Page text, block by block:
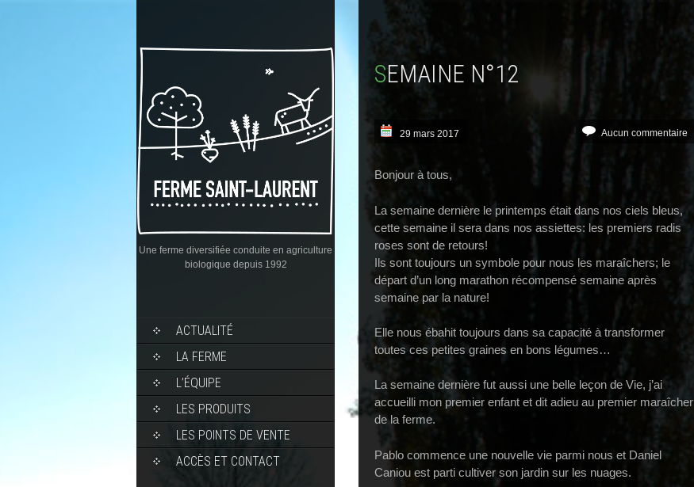
Une ferme diversifiée conduite en agriculture
biologique depuis 1992
ACTUALITÉ
LA FERME
L’ÉQUIPE
LES PRODUITS
LES POINTS DE VENTE
ACCÈS ET CONTACT
SEMAINE N°12
29 mars 2017 Aucun commentaire
Bonjour à tous,
La semaine dernière le printemps était dans nos ciels bleus,
cette semaine il sera dans nos assiettes: les premiers radis
roses sont de retours!
Ils sont toujours un symbole pour nous les maraîchers; le
départ d’un long marathon récompensé semaine après
semaine par la nature!
Elle nous ébahit toujours dans sa capacité à transformer
toutes ces petites graines en bons légumes…
La semaine dernière fut aussi une belle leçon de Vie, j’ai
accueilli mon premier enfant et dit adieu au premier maraîcher
de la ferme.
Pablo commence une nouvelle vie parmi nous et Daniel
Caniou est parti cultiver son jardin sur les nuages.